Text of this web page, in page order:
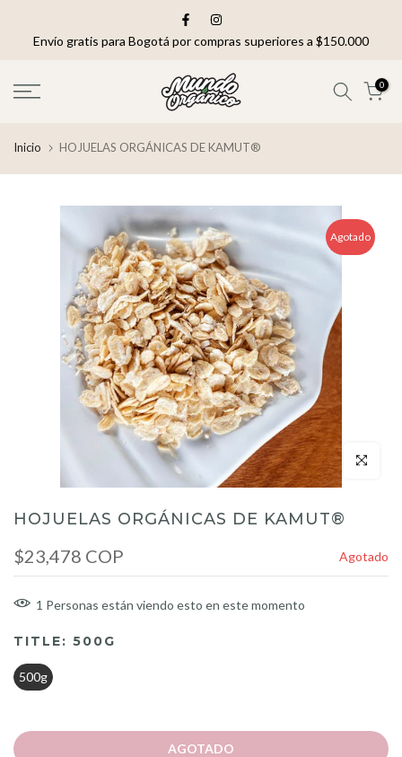
Envío gratis para Bogotá por compras superiores a $150.000
0
Inicio HOJUELAS ORGÁNICAS DE KAMUT®
Agotado
Click para
HOJUELAS ORGÁNICAS DE KAMUT®
$23,478 COP Agotado
1 Personas están viendo esto en este momento
TITLE: 500G
500g
AGOTADO